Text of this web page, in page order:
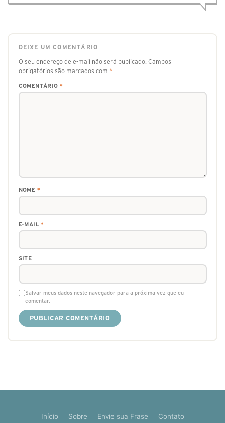
DEIXE UM COMENTÁRIO
O seu endereço de e-mail não será publicado. Campos
obrigatórios são marcados com *
COMENTÁRIO *
NOME *
E-MAIL*
SITE
Salvar meus dados neste navegador para a próxima vez que eu
comentar.
Início Sobre Envie sua Frase Contato